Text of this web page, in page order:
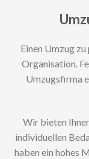
Einen Umzug
Organisation.
Umzugsfirma
Wir bieten
individuellen
haben ein hohes